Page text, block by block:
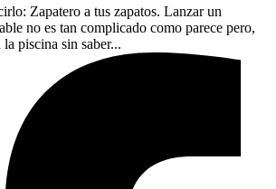
Zapatero a tus zapatos. Lanzar un
no es tan complicado como parece pero,
piscina sin saber...